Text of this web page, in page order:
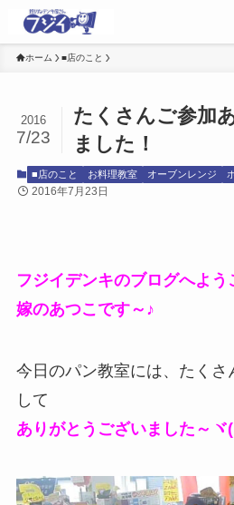
ホーム ■店のこと
たくさんご参加
ました！
2016
7/23
■店のこと お料理教室 オーブンレンジ
2016年7月23日
フジイデンキのブログへよう
嫁のあつこです～♪
今日のパン教室には、たくさ
して
ありがとうございました～